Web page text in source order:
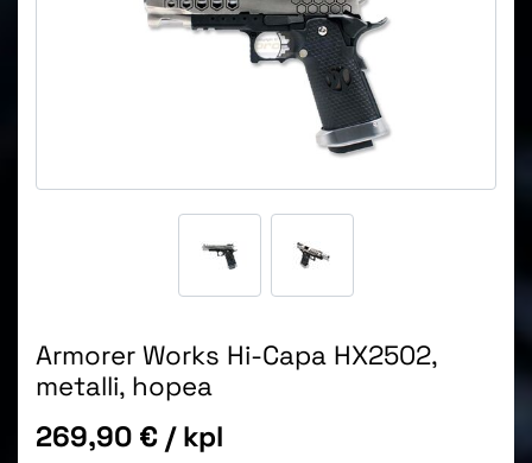
Armorer Works Hi-Capa HX2502,
metalli, hopea
Hinta
269,90 € / kpl